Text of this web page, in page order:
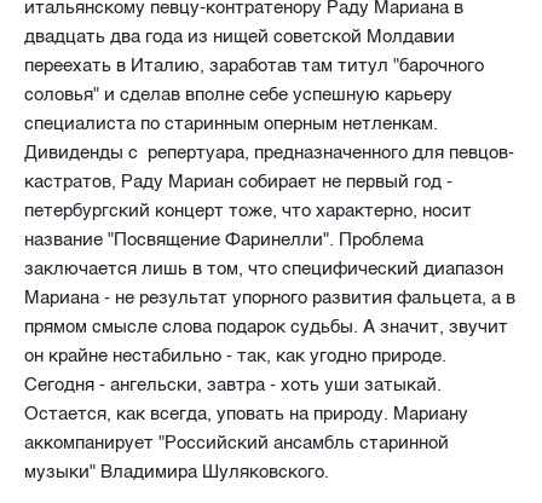
итальянскому певцу-контратенору Раду Мариана в
двадцать два года из нищей советской Молдавии
переехать в Италию, заработав там титул "барочного
соловья" и сделав вполне себе успешную карьеру
специалиста по старинным оперным нетленкам.
Дивиденды с репертуара, предназначенного для певцов-
кастратов, Раду Мариан собирает не первый год -
петербургский концерт тоже, что характерно, носит
название "Посвящение Фаринелли". Проблема
заключается лишь в том, что специфический диапазон
Мариана - не результат упорного развития фальцета, а в
прямом смысле слова подарок судьбы. А значит, звучит
он крайне нестабильно - так, как угодно природе.
Сегодня - ангельски, завтра - хоть уши затыкай.
Остается, как всегда, уповать на природу. Мариану
аккомпанирует "Российский ансамбль старинной
музыки" Владимира Шуляковского.